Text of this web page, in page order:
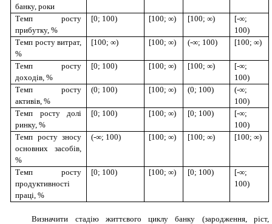
банку, роки
Темп росту
прибутку, %
[0; 100) [100; ∞) [100; ∞)
[-∞;
100)
Темп росту витрат,
%
[100; ∞) [100; ∞) (-∞; 100) [100; ∞)
Темп росту
доходів, %
[0; 100) [100; ∞) [100; ∞)
[-∞;
100)
Темп росту
активів, %
(0; 100) [100; ∞) (0; 100)
(-∞;
100)
Темп росту долі
ринку, %
[0; 100) [100; ∞) [0; 100)
[-∞;
100)
Темп росту зносу
основних засобів,
%
(-∞; 100) [100; ∞) [100; ∞) [100; ∞)
Темп росту
продуктивності
праці, %
[0; 100) [100; ∞) [0; 100)
[-∞;
100)
Визначити стадію життєвого циклу банку (зародження, ріст,